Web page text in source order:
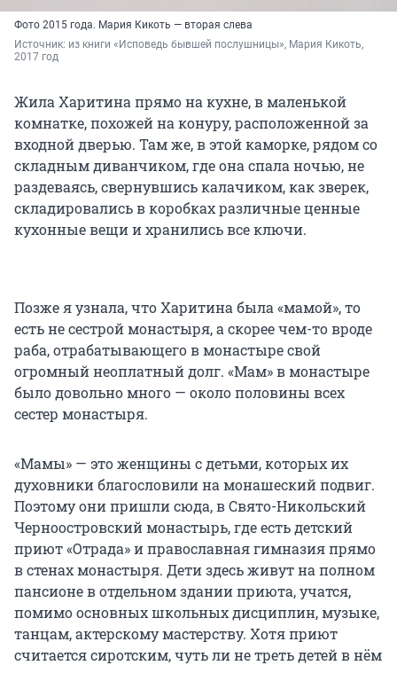
Фото 2015 года. Мария Кикоть — вторая слева
Источник: из книги «Исповедь бывшей послушницы», Мария Кикоть,
2017 год
Жила Харитина прямо на кухне, в маленькой
комнатке, похожей на конуру, расположенной за
входной дверью. Там же, в этой каморке, рядом со
складным диванчиком, где она спала ночью, не
раздеваясь, свернувшись калачиком, как зверек,
складировались в коробках различные ценные
кухонные вещи и хранились все ключи.
Позже я узнала, что Харитина была «мамой», то
есть не сестрой монастыря, а скорее чем-то вроде
раба, отрабатывающего в монастыре свой
огромный неоплатный долг. «Мам» в монастыре
было довольно много — около половины всех
сестер монастыря.
«Мамы» — это женщины с детьми, которых их
духовники благословили на монашеский подвиг.
Поэтому они пришли сюда, в Свято-Никольский
Черноостровский монастырь, где есть детский
приют «Отрада» и православная гимназия прямо
в стенах монастыря. Дети здесь живут на полном
пансионе в отдельном здании приюта, учатся,
помимо основных школьных дисциплин, музыке,
танцам, актерскому мастерству. Хотя приют
считается сиротским, чуть ли не треть детей в нём